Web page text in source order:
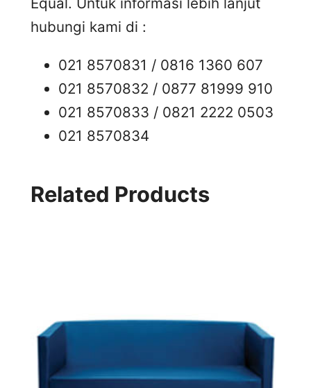
hubungi kami di :
021 8570831 / 0816 1360 607
021 8570832 / 0877 81999 910
021 8570833 / 0821 2222 0503
021 8570834
Related Products